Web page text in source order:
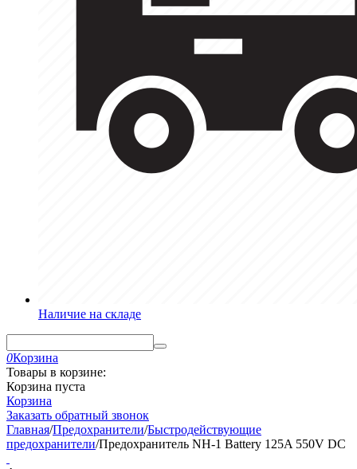
Наличие на складе
0Корзина
Товары в корзине:
Корзина пуста
Корзина
Заказать обратный звонок
Главная/Предохранители/Быстродействующие
предохранители/Предохранитель NH-1 Battery 125A 550V DC